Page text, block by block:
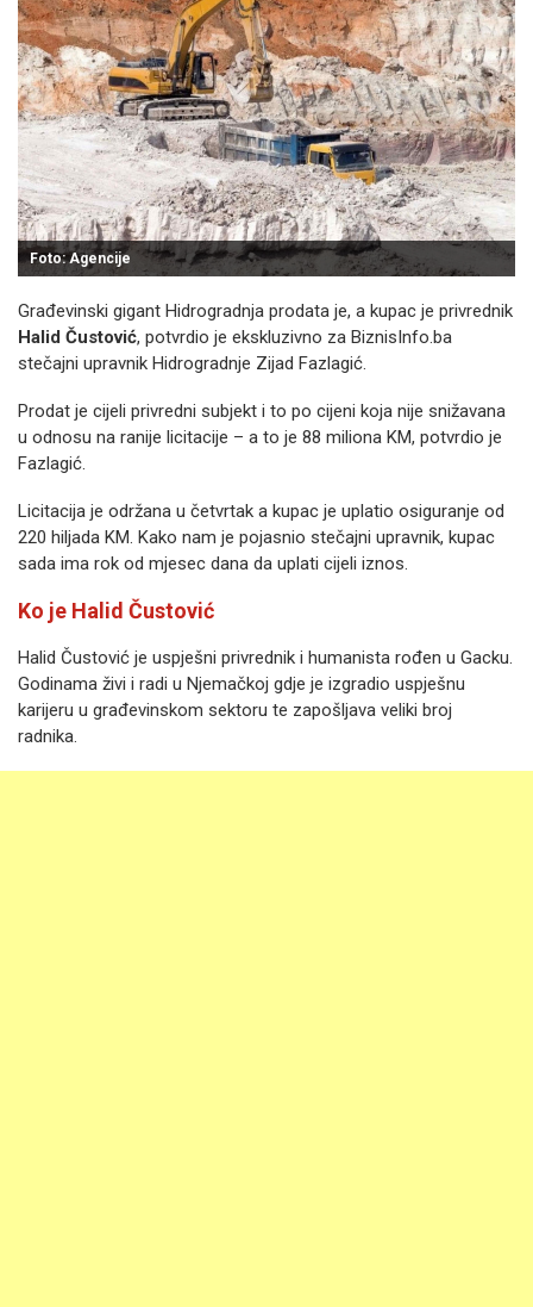
Foto: Agencije
Građevinski gigant Hidrogradnja prodata je, a kupac je privrednik
Halid Čustović, potvrdio je ekskluzivno za BiznisInfo.ba
stečajni upravnik Hidrogradnje Zijad Fazlagić.
Prodat je cijeli privredni subjekt i to po cijeni koja nije snižavana
u odnosu na ranije licitacije – a to je 88 miliona KM, potvrdio je
Fazlagić.
Licitacija je održana u četvrtak a kupac je uplatio osiguranje od
220 hiljada KM. Kako nam je pojasnio stečajni upravnik, kupac
sada ima rok od mjesec dana da uplati cijeli iznos.
Ko je Halid Čustović
Halid Čustović je uspješni privrednik i humanista rođen u Gacku.
Godinama živi i radi u Njemačkoj gdje je izgradio uspješnu
karijeru u građevinskom sektoru te zapošljava veliki broj
radnika.